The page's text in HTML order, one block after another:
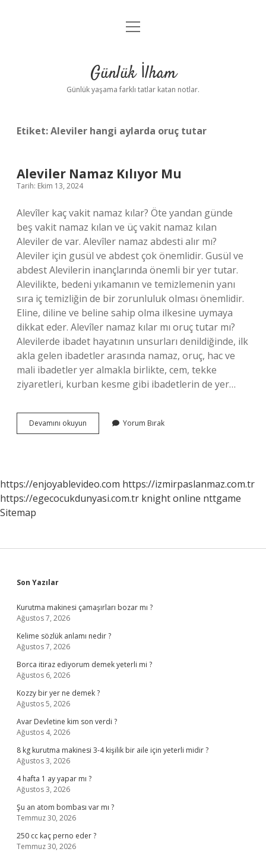
Anasayfa
Yasal Uyarı
menüyü
Günlük İlham
Günlük yaşama farklı tatlar katan notlar.
Etiket:Aleviler hangi aylarda oruç tutar
Aleviler Namaz Kılıyor Mu
Tarih: Ekim 13, 2024
Alevîler kaç vakit namaz kılar? Öte yandan günde
beş vakit namaz kılan ve üç vakit namaz kılan
Aleviler de var. Alevîler namaz abdesti alır mı?
Aleviler için gusül ve abdest çok önemlidir. Gusül ve
abdest Alevilerin inançlarında önemli bir yer tutar.
Alevilikte, bedeni yıkamanın ve temizlemenin yanı
sıra iç temizliğin de bir zorunluluk olması önemlidir.
Eline, diline ve beline sahip olma ilkesine uymaya
dikkat eder. Alevîler namaz kılar mı oruç tutar mı?
Alevilerde ibadet hayatının unsurları denildiğinde, ilk
akla gelen ibadetler arasında namaz, oruç, hac ve
mali ibadetler yer almakla birlikte, cem, tekke
ziyaretleri, kurban kesme gibi ibadetlerin de yer…
Devamını okuyun
Namaz
Yorum Bırak
https://enjoyablevideo.com https://izmirpaslanmaz.com.tr
https://egecocukdunyasi.com.tr knight online nttgame
Sitemap
Sidebar
Son Yazılar
Kurutma makinesi çamaşırları bozar mı ?
Ağustos 7, 2026
Kelime sözlük anlamı nedir ?
Ağustos 7, 2026
Borca itiraz ediyorum demek yeterli mi ?
Ağustos 6, 2026
Kozzy bir yer ne demek ?
Ağustos 5, 2026
Avar Devletine kim son verdi ?
Ağustos 4, 2026
8 kg kurutma makinesi 3-4 kişilik bir aile için yeterli midir ?
Ağustos 3, 2026
4 hafta 1 ay yapar mı ?
Ağustos 3, 2026
Şu an atom bombası var mı ?
Temmuz 30, 2026
250 cc kaç perno eder ?
Temmuz 30, 2026